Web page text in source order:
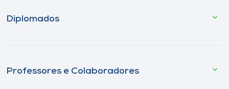
Diplomados
Professores e Colaboradores